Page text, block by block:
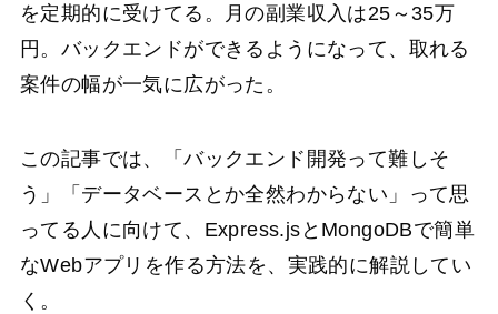
を定期的に受けてる。月の副業収入は25～35万
円。バックエンドができるようになって、取れる
案件の幅が一気に広がった。
この記事では、「バックエンド開発って難しそ
う」「データベースとか全然わからない」って思
ってる人に向けて、Express.jsとMongoDBで簡単
なWebアプリを作る方法を、実践的に解説してい
く。